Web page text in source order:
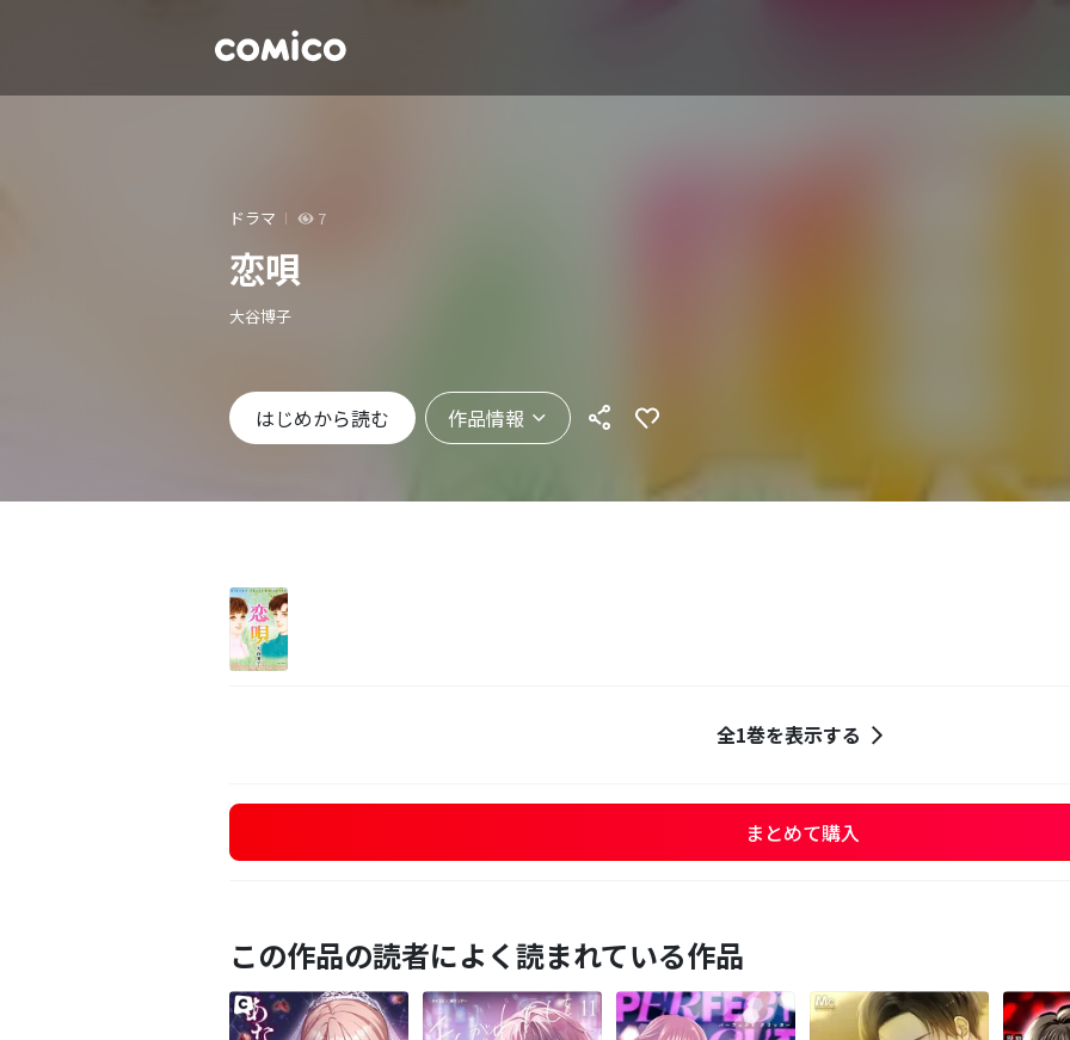
ドラマ 7
恋唄
大谷博子
はじめから読む 作品情報
全1巻を表示する
まとめて購入
この作品の読者によく読まれている作品